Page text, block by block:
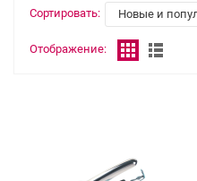
Сортировать:
Отображение: